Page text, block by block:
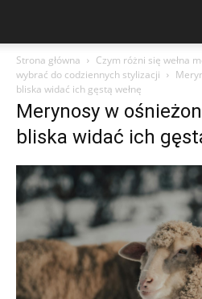
Strona główna
Czym różni się wełna
wybrać do codziennych stylizacji
bliska widać ich gęstą wełnę
Merynosy w
bliska widać ich